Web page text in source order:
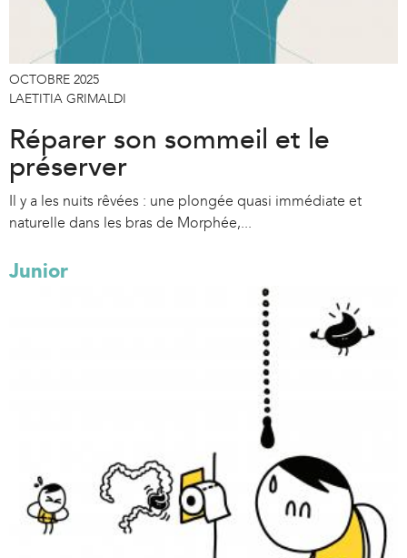
OCTOBRE 2025
LAETITIA GRIMALDI
Réparer son sommeil et le
préserver
Il y a les nuits rêvées : une plongée quasi immédiate et
naturelle dans les bras de Morphée,...
Junior